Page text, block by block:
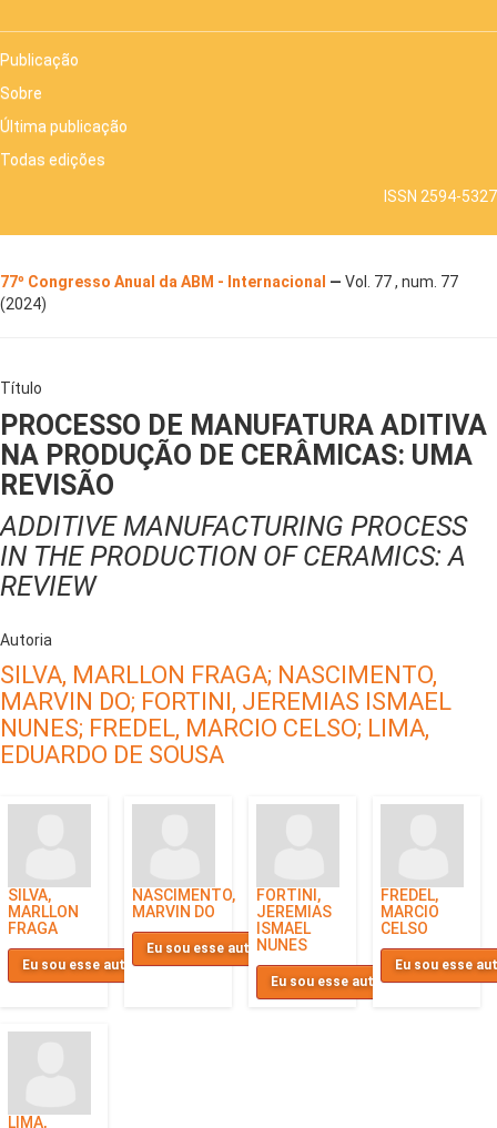
Publicação
Sobre
Última publicação
Todas edições
ISSN 2594-5327
77º Congresso Anual da ABM - Internacional — Vol. 77 , num. 77
(2024)
Título
PROCESSO DE MANUFATURA ADITIVA
NA PRODUÇÃO DE CERÂMICAS: UMA
REVISÃO
ADDITIVE MANUFACTURING PROCESS
IN THE PRODUCTION OF CERAMICS: A
REVIEW
Autoria
SILVA, MARLLON FRAGA; NASCIMENTO,
MARVIN DO; FORTINI, JEREMIAS ISMAEL
NUNES; FREDEL, MARCIO CELSO; LIMA,
EDUARDO DE SOUSA
SILVA,
MARLLON
FRAGA
Eu sou esse autor
NASCIMENTO,
MARVIN DO
Eu sou esse autor
FORTINI,
JEREMIAS
ISMAEL
NUNES
Eu sou esse autor
FREDEL,
MARCIO
CELSO
Eu sou esse
LIMA,